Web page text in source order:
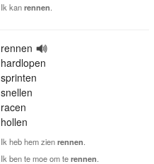
Ik kanrennen
rennen
hardlopen
sprinten
snellen
racen
hollen
Ik heb hem zienrennen
Ik ben te moe om terennen